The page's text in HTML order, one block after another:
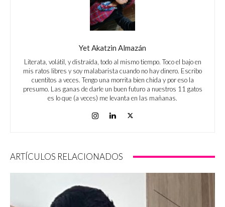
Yet Akatzin Almazán
Literata, volátil, y distraída, todo al mismo tiempo. Toco el bajo en
mis ratos libres y soy malabarista cuando no hay dinero. Escribo
cuentitos a veces. Tengo una morrita bien chida y por eso la
presumo. Las ganas de darle un buen futuro a nuestros 11 gatos
es lo que (a veces) me levanta en las mañanas.
ARTÍCULOS RELACIONADOS